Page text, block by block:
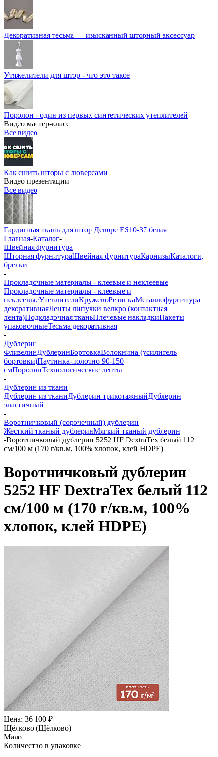
Декоративная тесьма — изысканный шторный аксессуар
Утяжелители для штор - что это такое
Поролон - один из первых синтетических утеплителей
Видео мастер-класс
Все видео
Как сшить шторы с люверсами
Видео презентации
Все видео
Гардинная ткань для штор Деворе ES10-37 белая
Главная-Каталог-
Швейная фурнитура
Шторная фурнитураШвейная фурнитураКарнизыКаталоги,
брелки
-
Прокладочные материалы - клеевые и неклеевые
Прокладочные материалы - клеевые и
неклеевыеУтеплителиКружевоРезинкаМеталлофурнитура
декоративнаяЛенты липучки велкро (контактная
лента)Подкладочная тканьПлечевые накладкиПакеты
упаковочныеТесьма декоративная
-
Дублерин
ФлизелинДублеринБортовкаВолокнина (усилитель
бортовки)Паутинка-полотно 90-150
смПоролонТехнологические ленты
-
Дублерин из ткани
Дублерин из тканиДублерин трикотажныйДублерин
эластичный
-
Воротничковый (сорочечный) дублерин
Жесткий тканый дублеринМягкий тканый дублерин
-Воротничковый дублерин 5252 HF DextraTex белый 112
см/100 м (170 г/кв.м, 100% хлопок, клей HDPE)
Воротничковый дублерин
5252 HF DextraTex белый 112
см/100 м (170 г/кв.м, 100%
хлопок, клей HDPE)
Цена: 36 100 ₽
Щёлково (Щёлково)
Мало
Количество в упаковке